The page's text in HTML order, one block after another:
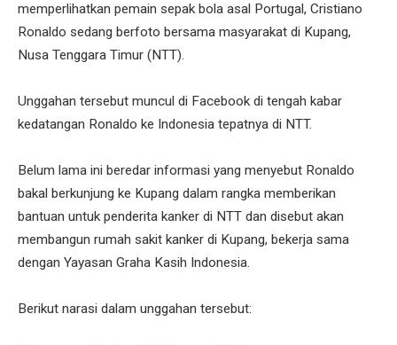
memperlihatkan pemain sepak bola asal Portugal, Cristiano
Ronaldo sedang berfoto bersama masyarakat di Kupang,
Nusa Tenggara Timur (NTT).
Unggahan tersebut muncul di Facebook di tengah kabar
kedatangan Ronaldo ke Indonesia tepatnya di NTT.
Belum lama ini beredar informasi yang menyebut Ronaldo
bakal berkunjung ke Kupang dalam rangka memberikan
bantuan untuk penderita kanker di NTT dan disebut akan
membangun rumah sakit kanker di Kupang, bekerja sama
dengan Yayasan Graha Kasih Indonesia.
Berikut narasi dalam unggahan tersebut: